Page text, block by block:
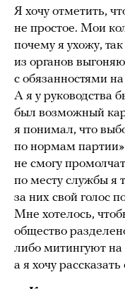
Я хочу отметить,
не простое. Мои
почему я ухожу,
из органов
с обязанностями
А я у руководства
был возможный
я понимал, что
по нормам
не смогу
по месту службы я
за них свой голос
Мне хотелось,
общество
либо митингуют на
а я хочу